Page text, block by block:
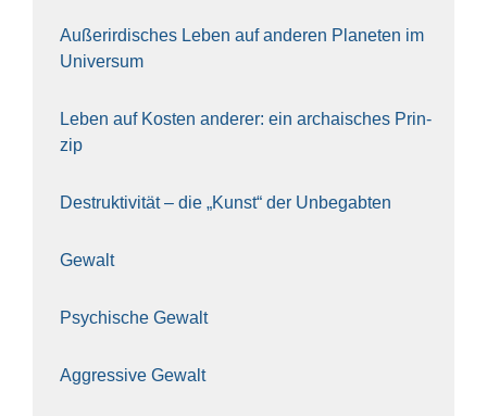
Außer­ir­di­sches Leben auf ande­ren Pla­ne­ten im
Uni­ver­sum
Leben auf Kos­ten ande­rer: ein archai­sches Prin­
zip
Destruk­ti­vi­tät – die „Kunst“ der Unbe­gab­ten
Gewalt
Psy­chi­sche Gewalt
Aggres­si­ve Gewalt